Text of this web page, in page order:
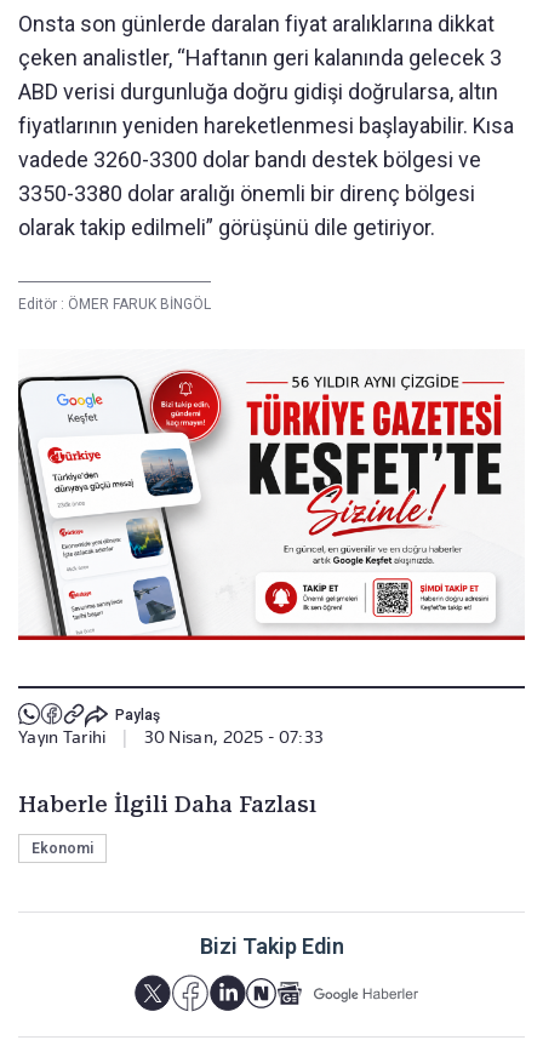
Onsta son günlerde daralan fiyat aralıklarına dikkat
çeken analistler, “Haftanın geri kalanında gelecek 3
ABD verisi durgunluğa doğru gidişi doğrularsa, altın
fiyatlarının yeniden hareketlenmesi başlayabilir. Kısa
vadede 3260-3300 dolar bandı destek bölgesi ve
3350-3380 dolar aralığı önemli bir direnç bölgesi
olarak takip edilmeli” görüşünü dile getiriyor.
Editör : ÖMER FARUK BİNGÖL
Paylaş
Yayın Tarihi 30 Nisan, 2025 - 07:33
Haberle İlgili Daha Fazlası
Ekonomi
Bizi Takip Edin